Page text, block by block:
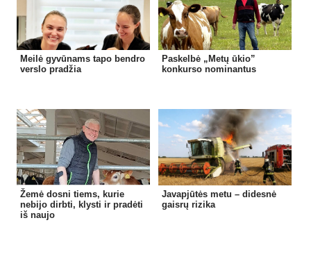
Meilė gyvūnams tapo bendro
verslo pradžia
Paskelbė „Metų ūkio”
konkurso nominantus
Žemė dosni tiems, kurie
nebijo dirbti, klysti ir pradėti
iš naujo
Javapjūtės metu – didesnė
gaisrų rizika